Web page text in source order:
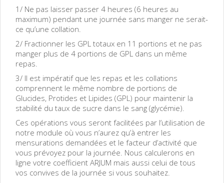
1/ Ne pas laisser passer 4 heures (6 heures au
maximum) pendant une journée sans manger ne serait-
ce qu’une collation.
2/ Fractionner les GPL totaux en 11 portions et ne pas
manger plus de 4 portions de GPL dans un même
repas.
3/ Il est impératif que les repas et les collations
comprennent le même nombre de portions de
Glucides, Protides et Lipides (GPL) pour maintenir la
stabilité du taux de sucre dans le sang (glycémie).
Ces opérations vous seront facilitées par l’utilisation de
notre module où vous n’aurez qu’à entrer les
mensurations demandées et le facteur d’activité que
vous prévoyez pour la journée. Nous calculerons en
ligne votre coefficient ARJUM mais aussi celui de tous
vos convives de la journée si vous souhaitez.